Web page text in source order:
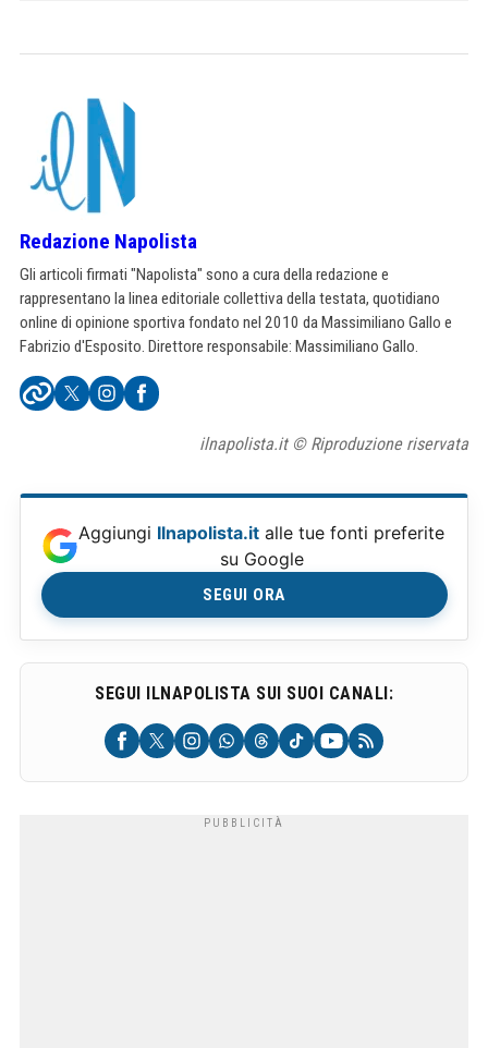
Redazione Napolista
Gli articoli firmati "Napolista" sono a cura della redazione e
rappresentano la linea editoriale collettiva della testata, quotidiano
online di opinione sportiva fondato nel 2010 da Massimiliano Gallo e
Fabrizio d'Esposito. Direttore responsabile: Massimiliano Gallo.
ilnapolista.it © Riproduzione riservata
Aggiungi Ilnapolista.it alle tue fonti preferite
su Google
SEGUI ORA
SEGUI ILNAPOLISTA SUI SUOI CANALI: